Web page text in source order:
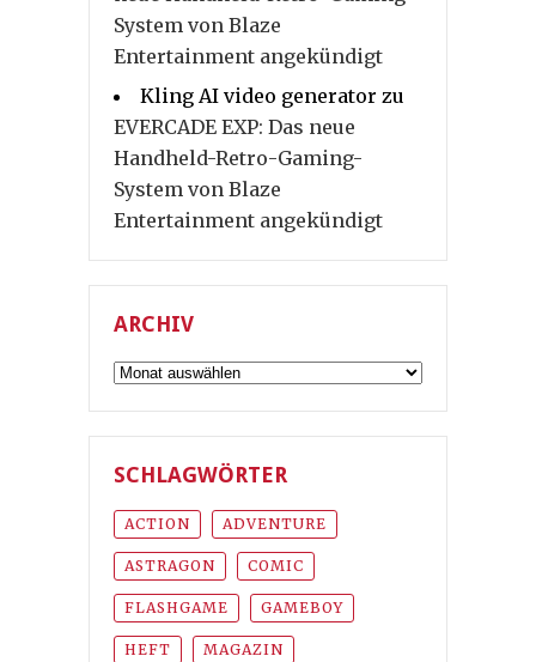
System von Blaze
Entertainment angekündigt
Kling AI video generator zu
EVERCADE EXP: Das neue
Handheld-Retro-Gaming-
System von Blaze
Entertainment angekündigt
ARCHIV
Archiv
SCHLAGWÖRTER
ACTION ADVENTURE
ASTRAGON COMIC
FLASHGAME GAMEBOY
HEFT MAGAZIN